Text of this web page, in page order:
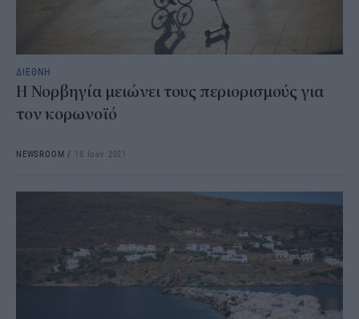
ΔΙΕΘΝΗ
Η Νορβηγία μειώνει τους περιορισμούς για
τον κορωνοϊό
NEWSROOM / 18 Ιουν 2021